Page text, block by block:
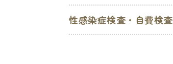
性感染症検査・自費検査